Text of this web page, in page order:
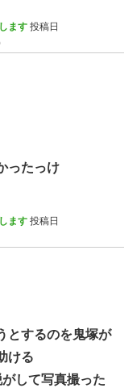
ます 投稿日
ったっけ
ます 投稿日
とするのを鬼塚が
ける
して写真撮った